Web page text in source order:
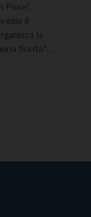
Fiore”.
il
la
fiorita”